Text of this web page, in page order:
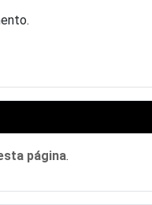
página.